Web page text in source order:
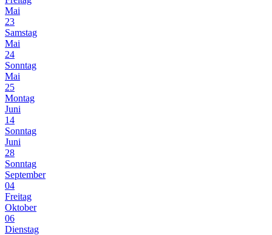
Mai
23
Samstag
Mai
24
Sonntag
Mai
25
Montag
Juni
14
Sonntag
Juni
28
Sonntag
September
04
Freitag
Oktober
06
Dienstag